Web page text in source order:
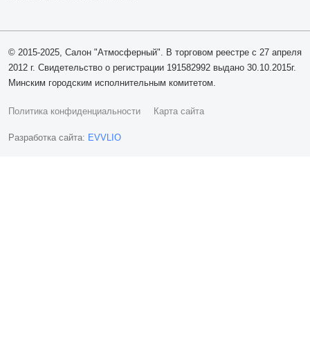
© 2015-2025, Салон "Атмосферный". В торговом реестре с 27 апреля
2012 г. Свидетельство о регистрации 191582992 выдано 30.10.2015г.
Минским городским исполнительным комитетом.
Политика конфиденциальности Карта сайта
Разработка сайта: EVVLIO